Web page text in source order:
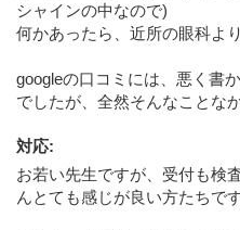
シャインの中なので)
何かあったら、近所の眼科よ
googleの口コミには、悪く書
でしたが、全然そんなことな
対応:
お若い先生ですが、受付も検
んとても感じが良い方たちです